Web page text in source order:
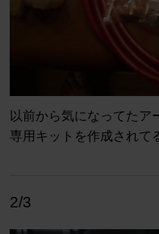
以前から気になってたア
専用キットを作成されて
2/3